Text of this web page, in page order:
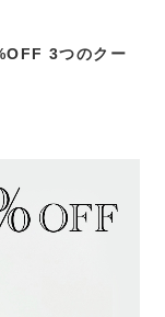
3つのクー